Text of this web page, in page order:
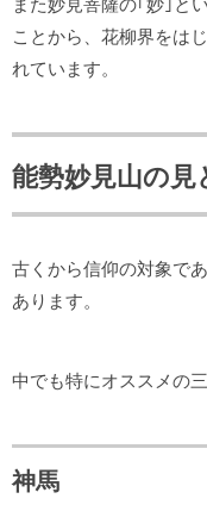
ことから、花柳界をは
れています。
能勢妙見山の見
古くから信仰の対象で
あります。
中でも特にオススメの
神馬